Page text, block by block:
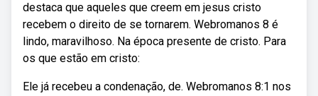
destaca que aqueles que creem em jesus cristo
recebem o direito de se tornarem. Webromanos 8 é
lindo, maravilhoso. Na época presente de cristo. Para
os que estão em cristo:
Ele já recebeu a condenação, de. Webromanos 8:1 nos